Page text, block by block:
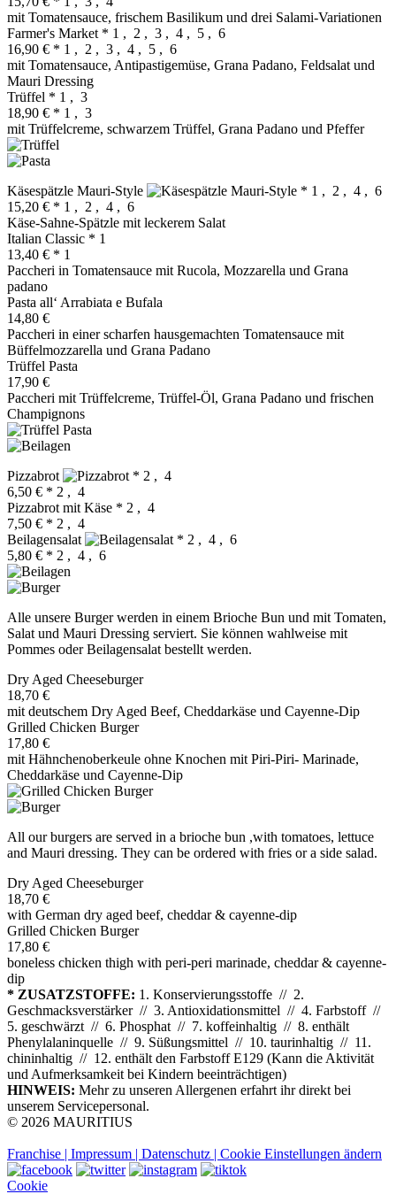
mit Tomatensauce, frischem Basilikum und drei Salami-Variationen
Farmer's Market * 1 , 2 , 3 , 4 , 5 , 6
16,90 € * 1 , 2 , 3 , 4 , 5 , 6
mit Tomatensauce, Antipastigemüse, Grana Padano, Feldsalat und
Mauri Dressing
Trüffel * 1 , 3
18,90 € * 1 , 3
mit Trüffelcreme, schwarzem Trüffel, Grana Padano und Pfeffer
Käsespätzle Mauri‐Style
* 1 , 2 , 4 , 6
15,20 € * 1 , 2 , 4 , 6
Käse‐Sahne‐Spätzle mit leckerem Salat
Italian Classic * 1
13,40 € * 1
Paccheri in Tomatensauce mit Rucola, Mozzarella und Grana
padano
Pasta all‘ Arrabiata e Bufala
14,80 €
Paccheri in einer scharfen hausgemachten Tomatensauce mit
Büffelmozzarella und Grana Padano
Trüffel Pasta
17,90 €
Paccheri mit Trüffelcreme, Trüffel-Öl, Grana Padano und frischen
Champignons
Pizzabrot
* 2 , 4
6,50 € * 2 , 4
Pizzabrot mit Käse * 2 , 4
7,50 € * 2 , 4
Beilagensalat
* 2 , 4 , 6
5,80 € * 2 , 4 , 6
Alle unsere Burger werden in einem Brioche Bun und mit Tomaten,
Salat und Mauri Dressing serviert. Sie können wahlweise mit
Pommes oder Beilagensalat bestellt werden.
Dry Aged Cheeseburger
18,70 €
mit deutschem Dry Aged Beef, Cheddarkäse und Cayenne-Dip
Grilled Chicken Burger
17,80 €
mit Hähnchenoberkeule ohne Knochen mit Piri-Piri- Marinade,
Cheddarkäse und Cayenne-Dip
All our burgers are served in a brioche bun ,with tomatoes, lettuce
and Mauri dressing. They can be ordered with fries or a side salad.
Dry Aged Cheeseburger
18,70 €
with German dry aged beef, cheddar & cayenne-dip
Grilled Chicken Burger
17,80 €
boneless chicken thigh with peri-peri marinade, cheddar & cayenne-
dip
* ZUSATZSTOFFE: 1. Konservierungsstoffe // 2.
Geschmacksverstärker // 3. Antioxidationsmittel // 4. Farbstoff //
5. geschwärzt // 6. Phosphat // 7. koffeinhaltig // 8. enthält
Phenylalaninquelle // 9. Süßungsmittel // 10. taurinhaltig // 11.
chininhaltig // 12. enthält den Farbstoff E129 (Kann die Aktivität
und Aufmerksamkeit bei Kindern beeinträchtigen)
HINWEIS: Mehr zu unseren Allergenen erfahrt ihr direkt bei
unserem Servicepersonal.
© 2026 MAURITIUS
Franchise | Impressum | Datenschutz | Cookie Einstellungen ändern
Cookie